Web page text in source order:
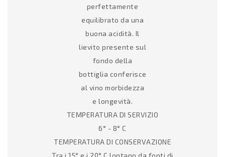
perfettamente
equilibrato da una
buona acidità. Il
lievito presente sul
fondo della
bottiglia conferisce
al vino morbidezza
e longevità.
TEMPERATURA DI SERVIZIO
6° - 8° C
TEMPERATURA DI CONSERVAZIONE